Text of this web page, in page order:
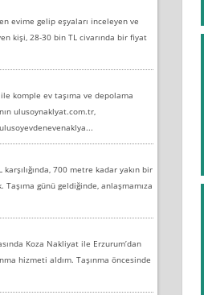
evime gelip eşyaları inceleyen ve
kişi, 28-30 bin TL civarında bir fiyat
komple ev taşıma ve depolama
ulusoynaklyat.com.tr,
700 metre kadar yakın bir
Taşıma günü geldiğinde, anlaşmamıza
Koza Nakliyat ile Erzurum’dan
hizmeti aldım. Taşınma öncesinde